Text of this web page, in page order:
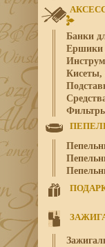
Банки
Ершики
Кисеты,